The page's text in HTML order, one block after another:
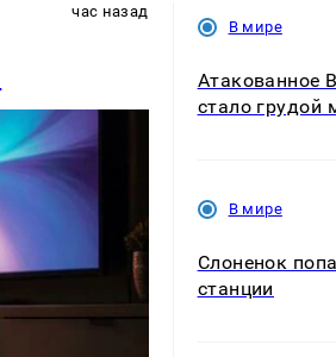
час назад
В мире
Атакованное
стало
В мире
Слоненок
станции